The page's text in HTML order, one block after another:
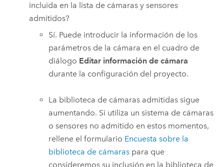
incluida en la lista de cámaras y sensores
admitidos?
Sí. Puede introducir la información de los
parámetros de la cámara en el cuadro de
diálogo Editar información de cámara
durante la configuración del proyecto.
La biblioteca de cámaras admitidas sigue
aumentando. Si utiliza un sistema de cámaras
o sensores no admitido en estos momentos,
rellene el formulario Encuesta sobre la
biblioteca de cámaras para que
consideremos su inclusión en la biblioteca de